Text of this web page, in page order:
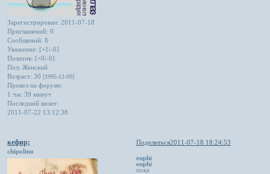
Зарегистрирован: 2011-07-18
Приглашений: 0
Сообщений: 8
Уважение: [+1/-0]
Позитив: [+0/-0]
Пол: Женский
Возраст: 30[1995-12-09]
Провел на форуме:
1 час 39 минут
Последний визит:
2011-07-22 13:12:38
Поделиться2011-07-18 18:24:53
кефир;
chipolino
euphi
euphi
пока